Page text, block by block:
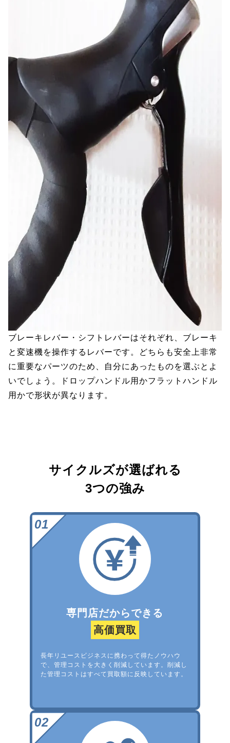
ブレーキレバー・シフトレバーはそれぞれ、ブレーキ
と変速機を操作するレバーです。どちらも安全上非常
に重要なパーツのため、自分にあったものを選ぶとよ
いでしょう。ドロップハンドル用かフラットハンドル
用かで形状が異なります。
サイクルズが選ばれる
3つの強み
専門店だからできる
高価買取
長年リユースビジネスに携わって得たノウハウ
で、管理コストを大きく削減しています。削減し
た管理コストはすべて買取額に反映しています。